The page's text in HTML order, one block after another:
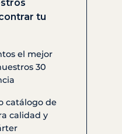
tu
el mejor
30
catálogo de
calidad y